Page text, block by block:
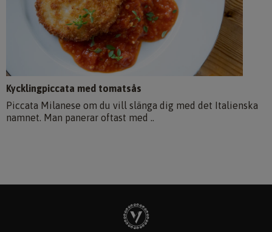
Kycklingpiccata med tomatsås
Piccata Milanese om du vill slänga dig med det Italienska
namnet. Man panerar oftast med ..